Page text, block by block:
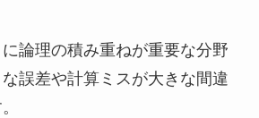
論理の積み重ねが重要な分野
誤差や計算ミスが大きな間違